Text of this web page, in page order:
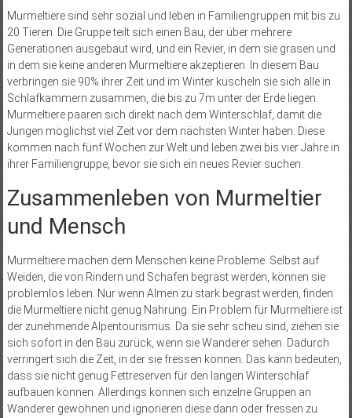
Murmeltiere sind sehr sozial und leben in Familiengruppen mit bis zu
20 Tieren. Die Gruppe teilt sich einen Bau, der über mehrere
Generationen ausgebaut wird, und ein Revier, in dem sie grasen und
in dem sie keine anderen Murmeltiere akzeptieren. In diesem Bau
verbringen sie 90% ihrer Zeit und im Winter kuscheln sie sich alle in
Schlafkammern zusammen, die bis zu 7m unter der Erde liegen.
Murmeltiere paaren sich direkt nach dem Winterschlaf, damit die
Jungen möglichst viel Zeit vor dem nächsten Winter haben. Diese
kommen nach fünf Wochen zur Welt und leben zwei bis vier Jahre in
ihrer Familiengruppe, bevor sie sich ein neues Revier suchen.
Zusammenleben von Murmeltier
und Mensch
Murmeltiere machen dem Menschen keine Probleme. Selbst auf
Weiden, die von Rindern und Schafen begrast werden, können sie
problemlos leben. Nur wenn Almen zu stark begrast werden, finden
die Murmeltiere nicht genug Nahrung. Ein Problem für Murmeltiere ist
der zunehmende Alpentourismus. Da sie sehr scheu sind, ziehen sie
sich sofort in den Bau zurück, wenn sie Wanderer sehen. Dadurch
verringert sich die Zeit, in der sie fressen können. Das kann bedeuten,
dass sie nicht genug Fettreserven für den langen Winterschlaf
aufbauen können. Allerdings können sich einzelne Gruppen an
Wanderer gewöhnen und ignorieren diese dann oder fressen zu